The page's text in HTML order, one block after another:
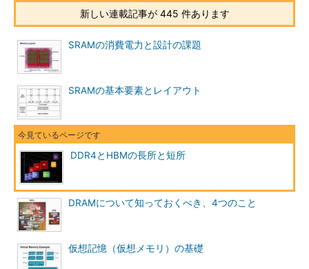
新しい連載記事が 445 件あります
SRAMの消費電力と設計の課題
SRAMの基本要素とレイアウト
DDR4とHBMの長所と短所
DRAMについて知っておくべき、4つのこと
仮想記憶（仮想メモリ）の基礎